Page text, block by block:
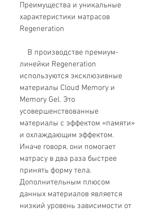
Преимущества и уникальные
характеристики матрасов
Regeneration
В производстве премиум-
линейки Regeneration
используются эксклюзивные
материалы Cloud Memory и
Memory Gel. Это
усовершенствованные
материалы с эффектом «памяти»
и охлаждающим эффектом.
Иначе говоря, они помогает
матрасу в два раза быстрее
принять форму тела.
Дополнительным плюсом
данных материалов является
низкий уровень зависимости от